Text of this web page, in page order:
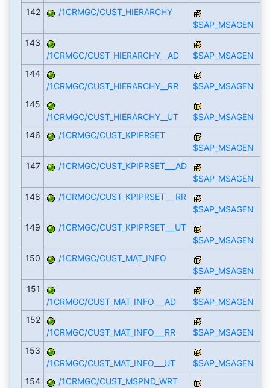
142
/1CRMGC/CUST_HIERARCHY
$SAP_MSAGEN
143
/1CRMGC/CUST_HIERARCHY__AD
$SAP_MSAGEN
144
/1CRMGC/CUST_HIERARCHY__RR
$SAP_MSAGEN
145
/1CRMGC/CUST_HIERARCHY__UT
$SAP_MSAGEN
146
/1CRMGC/CUST_KPIPRSET
$SAP_MSAGEN
147
/1CRMGC/CUST_KPIPRSET___AD
$SAP_MSAGEN
148
/1CRMGC/CUST_KPIPRSET___RR
$SAP_MSAGEN
149
/1CRMGC/CUST_KPIPRSET___UT
$SAP_MSAGEN
150
/1CRMGC/CUST_MAT_INFO
$SAP_MSAGEN
151
/1CRMGC/CUST_MAT_INFO___AD
$SAP_MSAGEN
152
/1CRMGC/CUST_MAT_INFO___RR
$SAP_MSAGEN
153
/1CRMGC/CUST_MAT_INFO___UT
$SAP_MSAGEN
154
/1CRMGC/CUST_MSPND_WRT